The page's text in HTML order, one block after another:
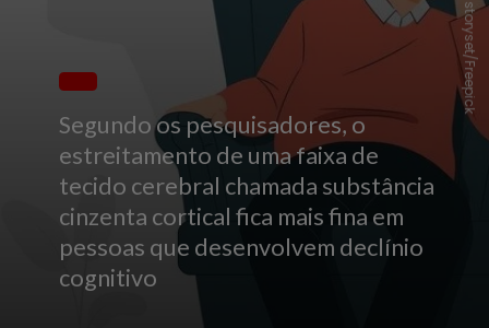
Segundo os pesquisadores, o
estreitamento de uma faixa de
tecido cerebral chamada substância
cinzenta cortical fica mais fina em
pessoas que desenvolvem declínio
cognitivo
storyset/Freepick